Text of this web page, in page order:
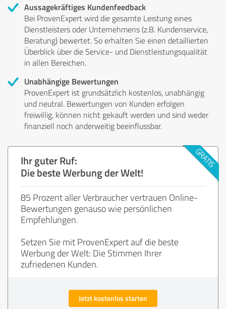
Aussagekräftiges Kundenfeedback
Bei ProvenExpert wird die gesamte Leistung eines
Dienstleisters oder Unternehmens (z.B. Kundenservice,
Beratung) bewertet. So erhalten Sie einen detaillierten
Überblick über die Service- und Dienstleistungsqualität
in allen Bereichen.
Unabhängige Bewertungen
ProvenExpert ist grundsätzlich kostenlos, unabhängig
und neutral. Bewertungen von Kunden erfolgen
freiwillig, können nicht gekauft werden und sind weder
finanziell noch anderweitig beeinflussbar.
Ihr guter Ruf:
Die beste Werbung der Welt!
85 Prozent aller Verbraucher vertrauen Online-
Bewertungen genauso wie persönlichen
Empfehlungen.
Setzen Sie mit ProvenExpert auf die beste
Werbung der Welt: Die Stimmen Ihrer
zufriedenen Kunden.
Jetzt kostenlos starten